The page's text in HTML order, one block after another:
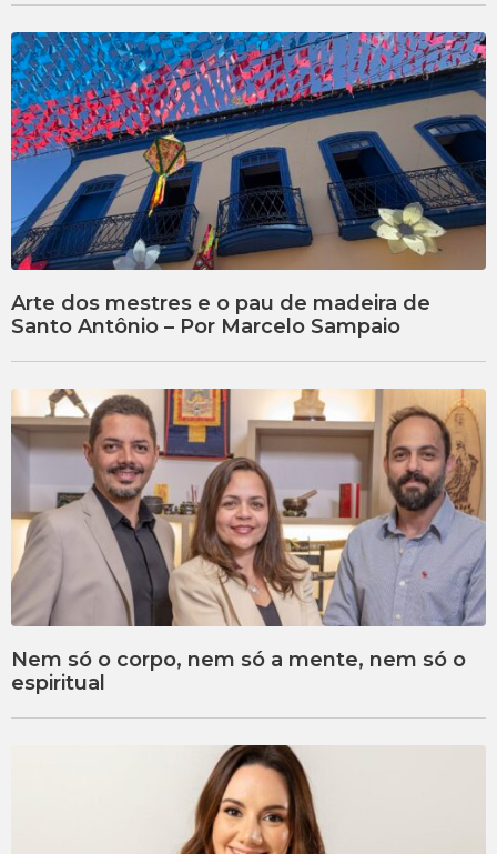
Arte dos mestres e o pau de madeira de
Santo Antônio – Por Marcelo Sampaio
Nem só o corpo, nem só a mente, nem só o
espiritual